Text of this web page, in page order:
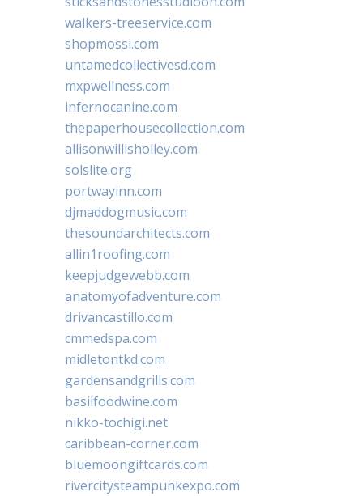
walkers-treeservice.com
shopmossi.com
untamedcollectivesd.com
mxpwellness.com
infernocanine.com
thepaperhousecollection.com
allisonwillisholley.com
solslite.org
portwayinn.com
djmaddogmusic.com
thesoundarchitects.com
allin1roofing.com
keepjudgewebb.com
anatomyofadventure.com
drivancastillo.com
cmmedspa.com
midletontkd.com
gardensandgrills.com
basilfoodwine.com
nikko-tochigi.net
caribbean-corner.com
bluemoongiftcards.com
rivercitysteampunkexpo.com